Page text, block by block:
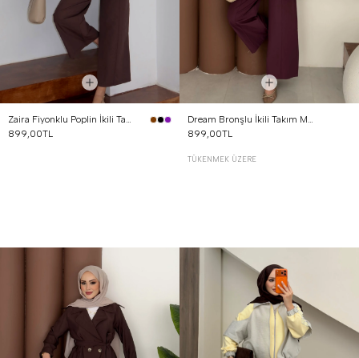
Zaira Fiyonklu Poplin İkili Takım Kahverengi
899,00TL
Dream Bronşlu İkili Takım Mürdüm
899,00TL
TÜKENMEK ÜZERE